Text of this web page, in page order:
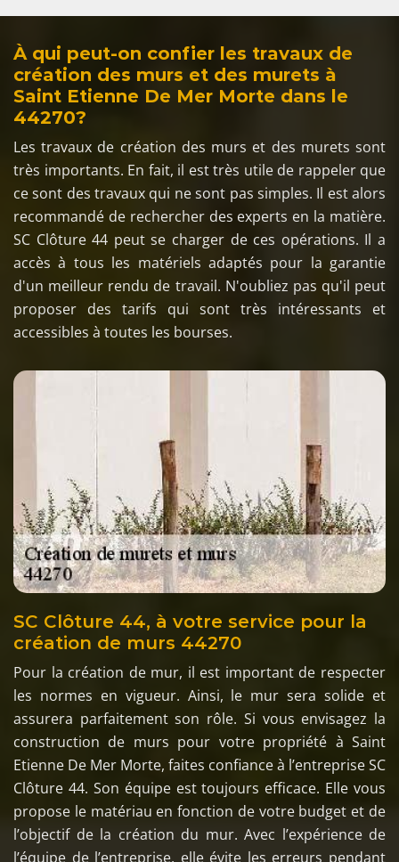
À qui peut-on confier les travaux de
création des murs et des murets à
Saint Etienne De Mer Morte dans le
44270?
Les travaux de création des murs et des murets sont
très importants. En fait, il est très utile de rappeler que
ce sont des travaux qui ne sont pas simples. Il est alors
recommandé de rechercher des experts en la matière.
SC Clôture 44 peut se charger de ces opérations. Il a
accès à tous les matériels adaptés pour la garantie
d'un meilleur rendu de travail. N'oubliez pas qu'il peut
proposer des tarifs qui sont très intéressants et
accessibles à toutes les bourses.
SC Clôture 44, à votre service pour la
création de murs 44270
Pour la création de mur, il est important de respecter
les normes en vigueur. Ainsi, le mur sera solide et
assurera parfaitement son rôle. Si vous envisagez la
construction de murs pour votre propriété à Saint
Etienne De Mer Morte, faites confiance à l’entreprise SC
Clôture 44. Son équipe est toujours efficace. Elle vous
propose le matériau en fonction de votre budget et de
l’objectif de la création du mur. Avec l’expérience de
l’équipe de l’entreprise, elle évite les erreurs pendant